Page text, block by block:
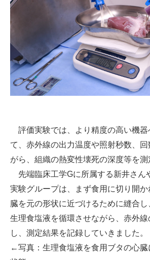
評価実験では、より精度の高い機器
て、赤外線の出力温度や照射秒数、
がら、組織の熱変性壊死の深度等を測
先端臨床工学Gに所属する新井さん
実験グループは、まず食用に切り開
臓を元の形状に近づけるために縫合
生理食塩液を循環させながら、赤外線
し、測定結果を記録していきました。
←写真：生理食塩液を食用ブタの心臓